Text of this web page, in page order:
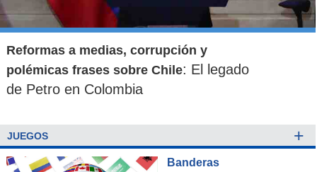
Reformas a medias, corrupción y
polémicas frases sobre Chile: El legado
de Petro en Colombia
JUEGOS +
Banderas